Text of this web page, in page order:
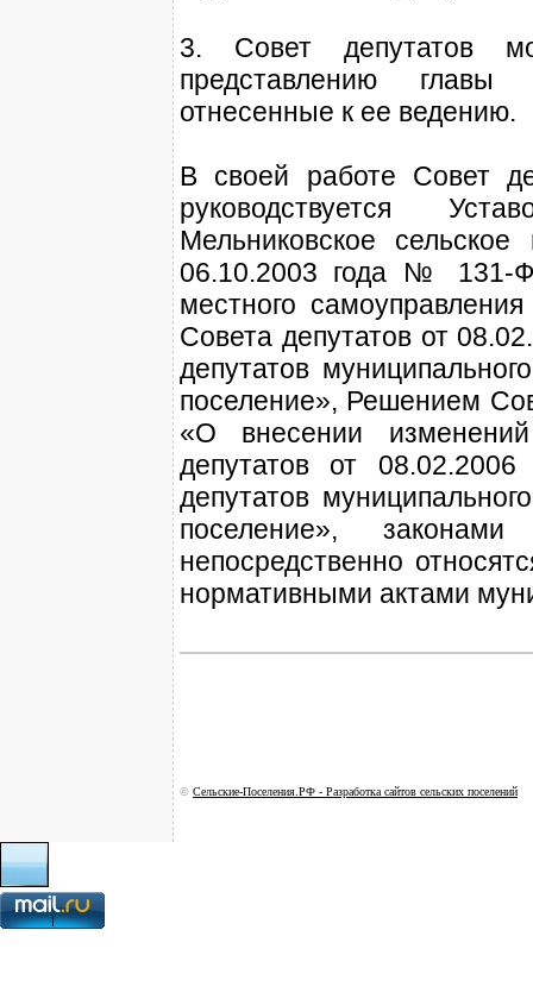
3. Совет депутатов
представлению главы
отнесенные к ее ведению.
В своей работе Совет
руководствуется
Мельниковское
06.10.2003 года № 131-
местного
Совета депутатов от
депутатов
поселение», Решением
«О внесении
депутатов от
депутатов
поселение»,
непосредственно
нормативными актами
© Сельские-Поселения.РФ - Разработка сайтов сельских поселений